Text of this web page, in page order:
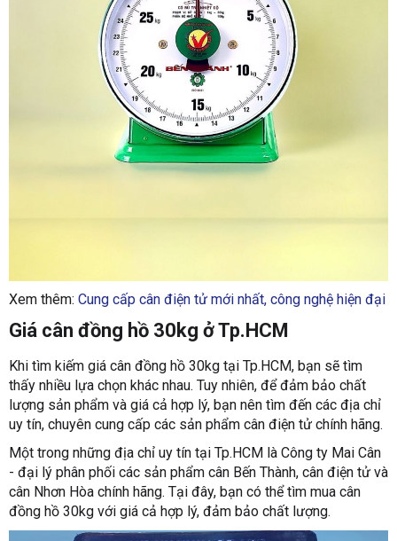
Xem thêm: Cung cấp cân điện tử mới nhất, công nghệ hiện đại
Giá cân đồng hồ 30kg ở Tp.HCM
Khi tìm kiếm giá cân đồng hồ 30kg tại Tp.HCM, bạn sẽ tìm
thấy nhiều lựa chọn khác nhau. Tuy nhiên, để đảm bảo chất
lượng sản phẩm và giá cả hợp lý, bạn nên tìm đến các địa chỉ
uy tín, chuyên cung cấp các sản phẩm cân điện tử chính hãng.
Một trong những địa chỉ uy tín tại Tp.HCM là Công ty Mai Cân
- đại lý phân phối các sản phẩm cân Bến Thành, cân điện tử và
cân Nhơn Hòa chính hãng. Tại đây, bạn có thể tìm mua cân
đồng hồ 30kg với giá cả hợp lý, đảm bảo chất lượng.